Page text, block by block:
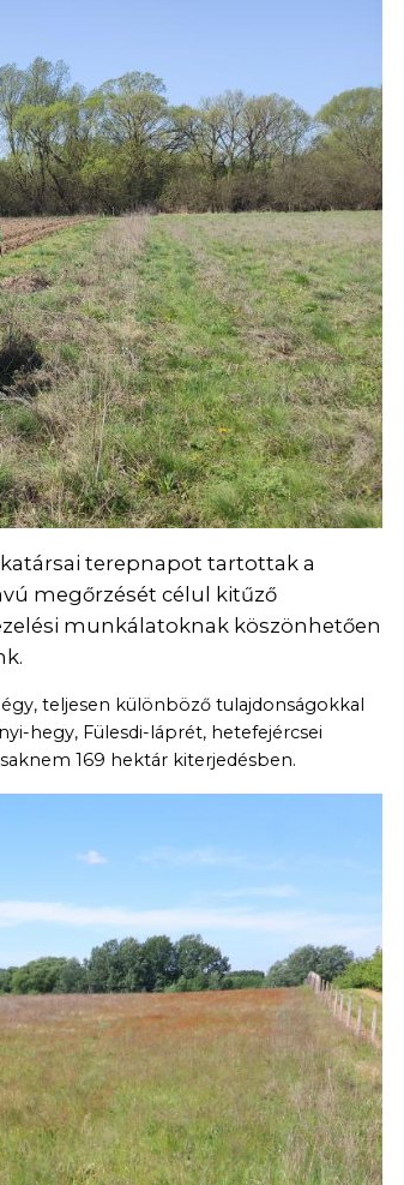
terepnapot tartottak a
megőrzését célul kitűző
munkálatoknak köszönhetően
teljesen különböző tulajdonságokkal
hegy, Fülesdi-láprét, hetefejércsei
169 hektár kiterjedésben.